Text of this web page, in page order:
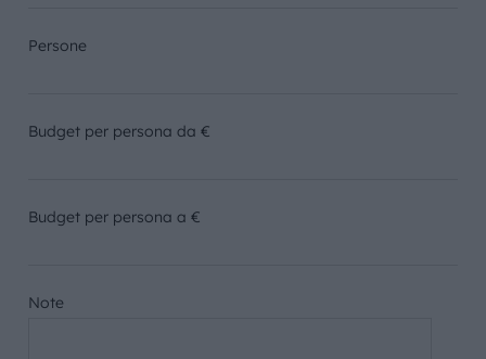
Persone
Budget per persona da €
Budget per persona a €
Note